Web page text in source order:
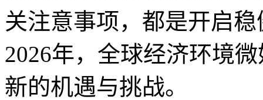
关注意事项，都是开启
2026年，全球经济环境
新的机遇与挑战。